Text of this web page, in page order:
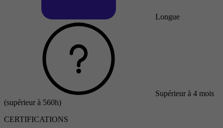
Longue
Supérieur à 4 mois
(supérieur à 560h)
CERTIFICATIONS